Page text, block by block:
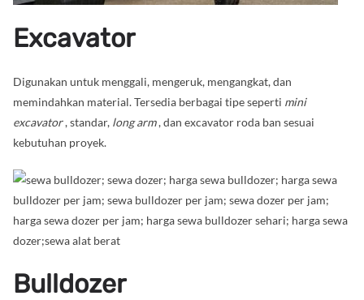
Excavator
Digunakan untuk menggali, mengeruk, mengangkat, dan
memindahkan material. Tersedia berbagai tipe seperti mini
excavator, standar, long arm, dan excavator roda ban sesuai
kebutuhan proyek.
Bulldozer